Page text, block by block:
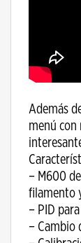
Además
menú con
– M600
filamento
– PID
– Cambio